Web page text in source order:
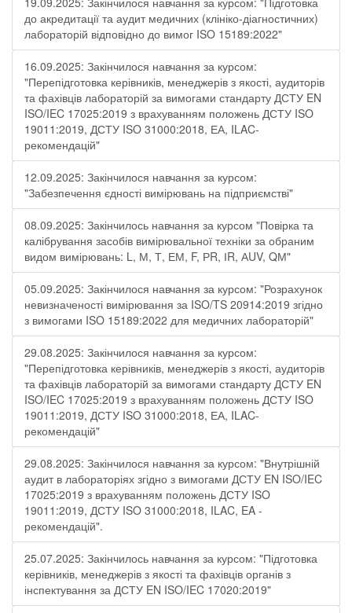
до акредитації та аудит медичних (клініко-діагностичних)
лабораторій відповідно до вимог ISO 15189:2022"
16.09.2025: Закінчилося навчання за курсом:
"Перепідготовка керівників, менеджерів з якості, аудиторів
та фахівців лабораторій за вимогами стандарту ДСТУ EN
ISO/IEC 17025:2019 з врахуванням положень ДСТУ ISO
19011:2019, ДСТУ ISO 31000:2018, ЕА, ILAC-
рекомендацій"
12.09.2025: Закінчилося навчання за курсом:
"Забезпечення єдності вимірювань на підприємстві"
08.09.2025: Закінчилось навчання за курсом "Повірка та
калібрування засобів вимірювальної техніки за обраним
видом вимірювань: L, М, Т, ЕМ, F, РR, ІR, АUV, QМ"
05.09.2025: Закінчилося навчання за курсом: "Розрахунок
невизначеності вимірювання за ISO/TS 20914:2019 згідно
з вимогами ISO 15189:2022 для медичних лабораторій"
29.08.2025: Закінчилося навчання за курсом:
"Перепідготовка керівників, менеджерів з якості, аудиторів
та фахівців лабораторій за вимогами стандарту ДСТУ EN
ISO/IEC 17025:2019 з врахуванням положень ДСТУ ISO
19011:2019, ДСТУ ISO 31000:2018, ЕА, ILAC-
рекомендацій"
29.08.2025: Закінчилося навчання за курсом: "Внутрішній
аудит в лабораторіях згідно з вимогами ДСТУ EN ISO/IEC
17025:2019 з врахуванням положень ДСТУ ISO
19011:2019, ДСТУ ISO 31000:2018, ILAC, EA -
рекомендацій".
25.07.2025: Закінчилось навчання за курсом: "Підготовка
керівників, менеджерів з якості та фахівців органів з
інспектування за ДСТУ EN ISO/IEC 17020:2019"